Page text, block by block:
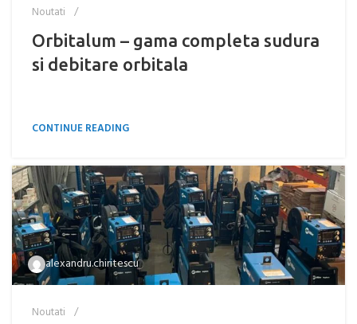
Noutati
Orbitalum – gama completa sudura
si debitare orbitala
CONTINUE READING
alexandru.chiritescu
Noutati